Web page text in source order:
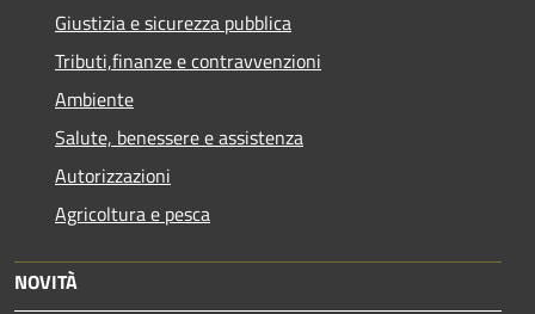
Giustizia e sicurezza pubblica
Tributi,finanze e contravvenzioni
Ambiente
Salute, benessere e assistenza
Autorizzazioni
Agricoltura e pesca
NOVITÀ